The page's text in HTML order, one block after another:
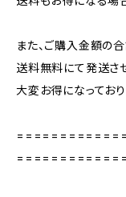
また、ご購入金額の
送料無料にて発送さ
大変お得になっており
=============